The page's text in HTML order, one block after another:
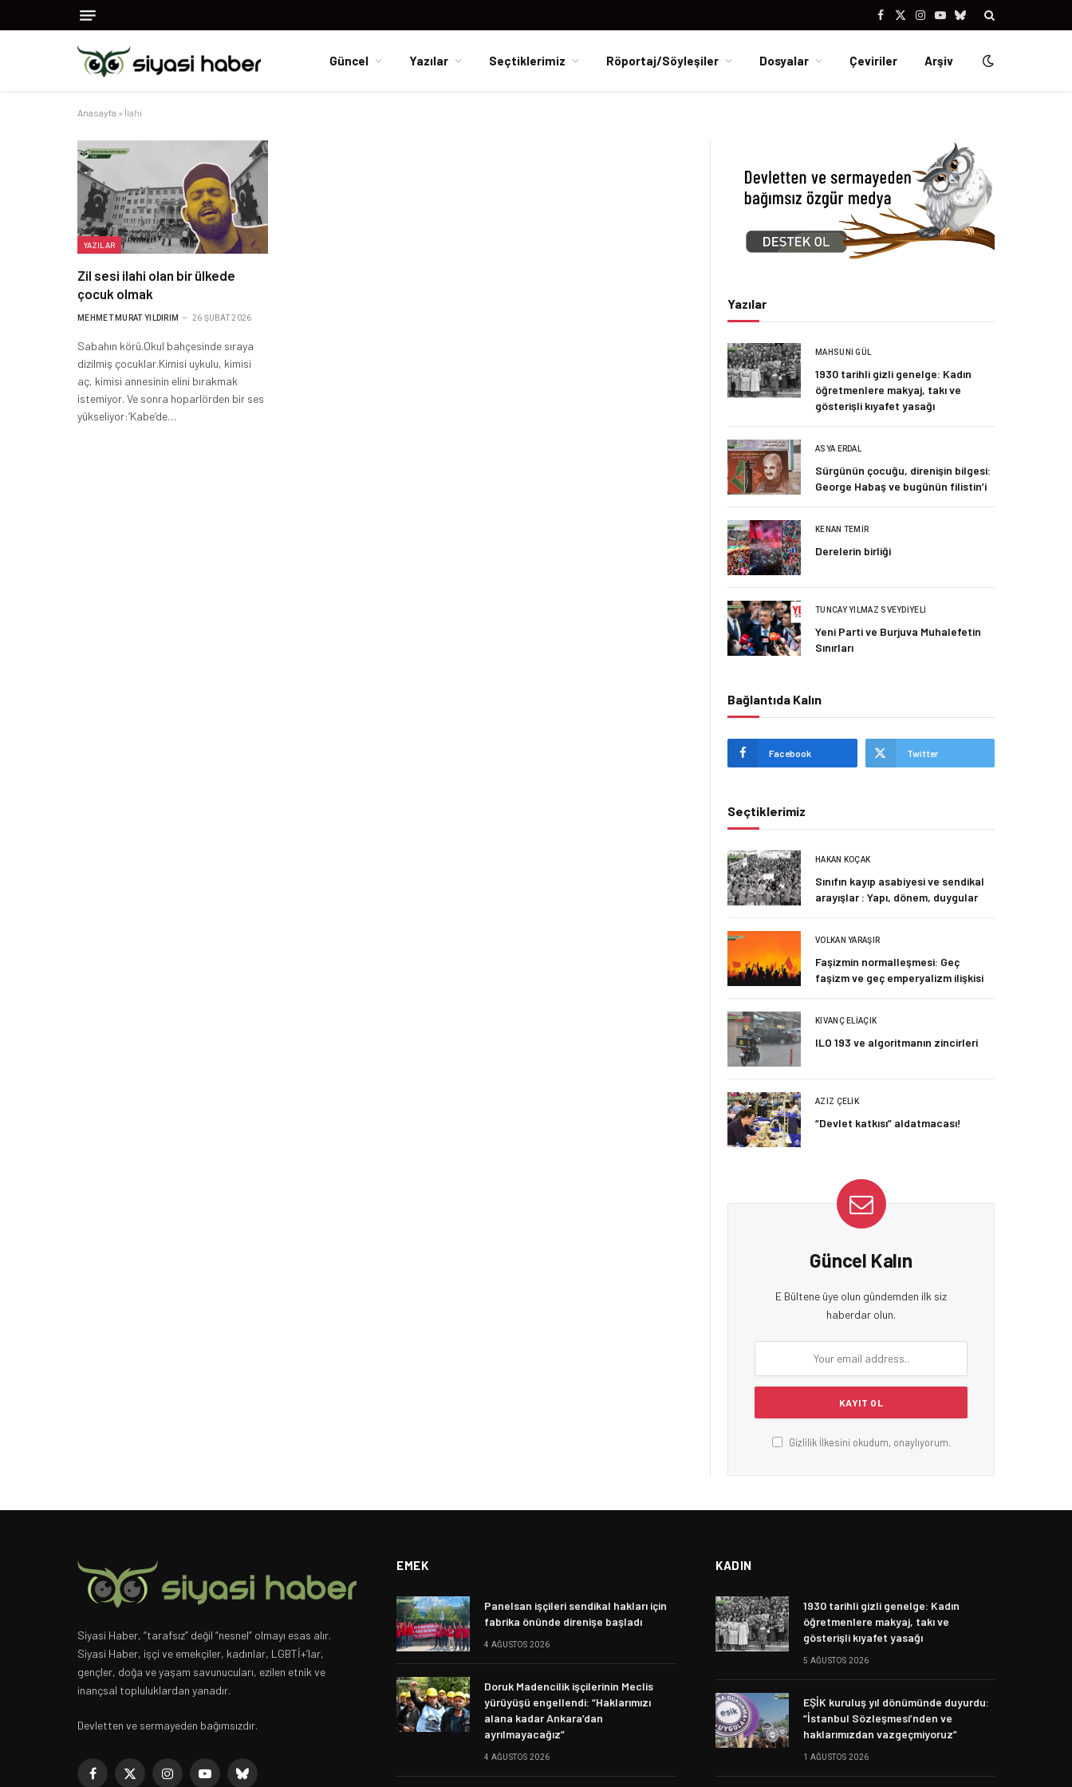
Facebook
X
Instagram
YouTubeBluesky
Güncel Yazılar Seçtiklerimiz Röportaj/Söyleşiler Dosyalar Çeviriler Arşiv
Anasayfa » İlahi
YAZILAR
Zil sesi ilahi olan bir ülkede
çocuk olmak
MEHMET MURAT YILDIRIM 26 ŞUBAT 2026
Sabahın körü.Okul bahçesinde sıraya
dizilmiş çocuklar.Kimisi uykulu, kimisi
aç, kimisi annesinin elini bırakmak
istemiyor. Ve sonra hoparlörden bir ses
yükseliyor:’Kabe’de…
Yazılar
MAHSUNI GÜL
1930 tarihli gizli genelge: Kadın
öğretmenlere makyaj, takı ve
gösterişli kıyafet yasağı
ASYA ERDAL
Sürgünün çocuğu, direnişin bilgesi:
George Habaş ve bugünün filistin’i
KENAN TEMIR
Derelerin birliği
TUNCAY YILMAZ SVEYDIYELI
Yeni Parti ve Burjuva Muhalefetin
Sınırları
Bağlantıda Kalın
Facebook Twitter
Seçtiklerimiz
HAKAN KOÇAK
Sınıfın kayıp asabiyesi ve sendikal
arayışlar : Yapı, dönem, duygular
VOLKAN YARAŞIR
Faşizmin normalleşmesi: Geç
faşizm ve geç emperyalizm ilişkisi
KIVANÇ ELIAÇIK
ILO 193 ve algoritmanın zincirleri
AZIZ ÇELIK
“Devlet katkısı” aldatmacası!
Güncel Kalın
E Bültene üye olun gündemden ilk siz
haberdar olun.
Gizlilik İlkesini okudum, onaylıyorum.
Siyasi Haber, “tarafsız” değil “nesnel” olmayı esas alır.
Siyasi Haber, işçi ve emekçiler, kadınlar, LGBTİ+’lar,
gençler, doğa ve yaşam savunucuları, ezilen etnik ve
inançsal topluluklardan yanadır.
Devletten ve sermayeden bağımsızdır.
Facebook
X InstagramYouTubeBluesky
EMEK
Panelsan işçileri sendikal hakları için
fabrika önünde direnişe başladı
4 AĞUSTOS 2026
Doruk Madencilik işçilerinin Meclis
yürüyüşü engellendi: “Haklarımızı
alana kadar Ankara’dan
ayrılmayacağız”
4 AĞUSTOS 2026
KADIN
1930 tarihli gizli genelge: Kadın
öğretmenlere makyaj, takı ve
gösterişli kıyafet yasağı
5 AĞUSTOS 2026
EŞİK kuruluş yıl dönümünde duyurdu:
“İstanbul Sözleşmesi’nden ve
haklarımızdan vazgeçmiyoruz”
1 AĞUSTOS 2026